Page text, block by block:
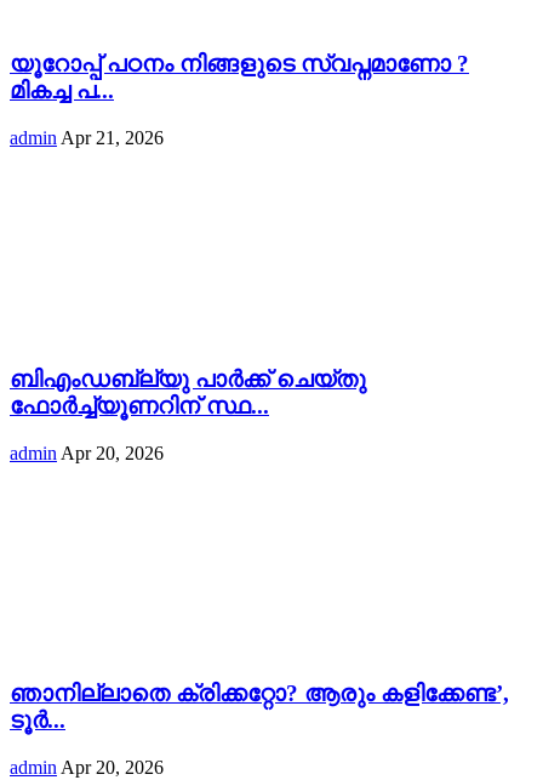
യൂറോപ്പ് പഠനം നിങ്ങളുടെ സ്വപ്നമാണോ ?
മികച്ച പ...
admin Apr 21, 2026
ബിഎംഡബ്ല്യു പാർക്ക് ചെയ്തു
ഫോർച്ച്യൂണറിന് സ്ഥ...
admin Apr 20, 2026
ഞാനില്ലാതെ ക്രിക്കറ്റോ? ആരും കളിക്കേണ്ട’,
ടൂർ...
admin Apr 20, 2026